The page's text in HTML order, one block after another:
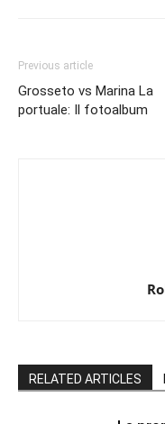
Previous article
Grosseto vs Marina La
portuale: Il fotoalbum
RELATED ARTICLES